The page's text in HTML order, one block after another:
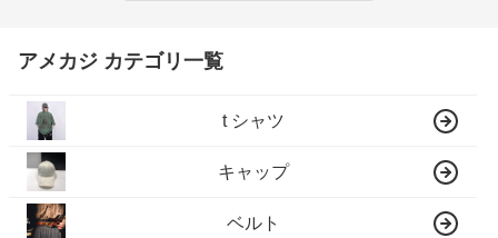
アメカジ カテゴリ一覧
t シャツ
キャップ
ベルト